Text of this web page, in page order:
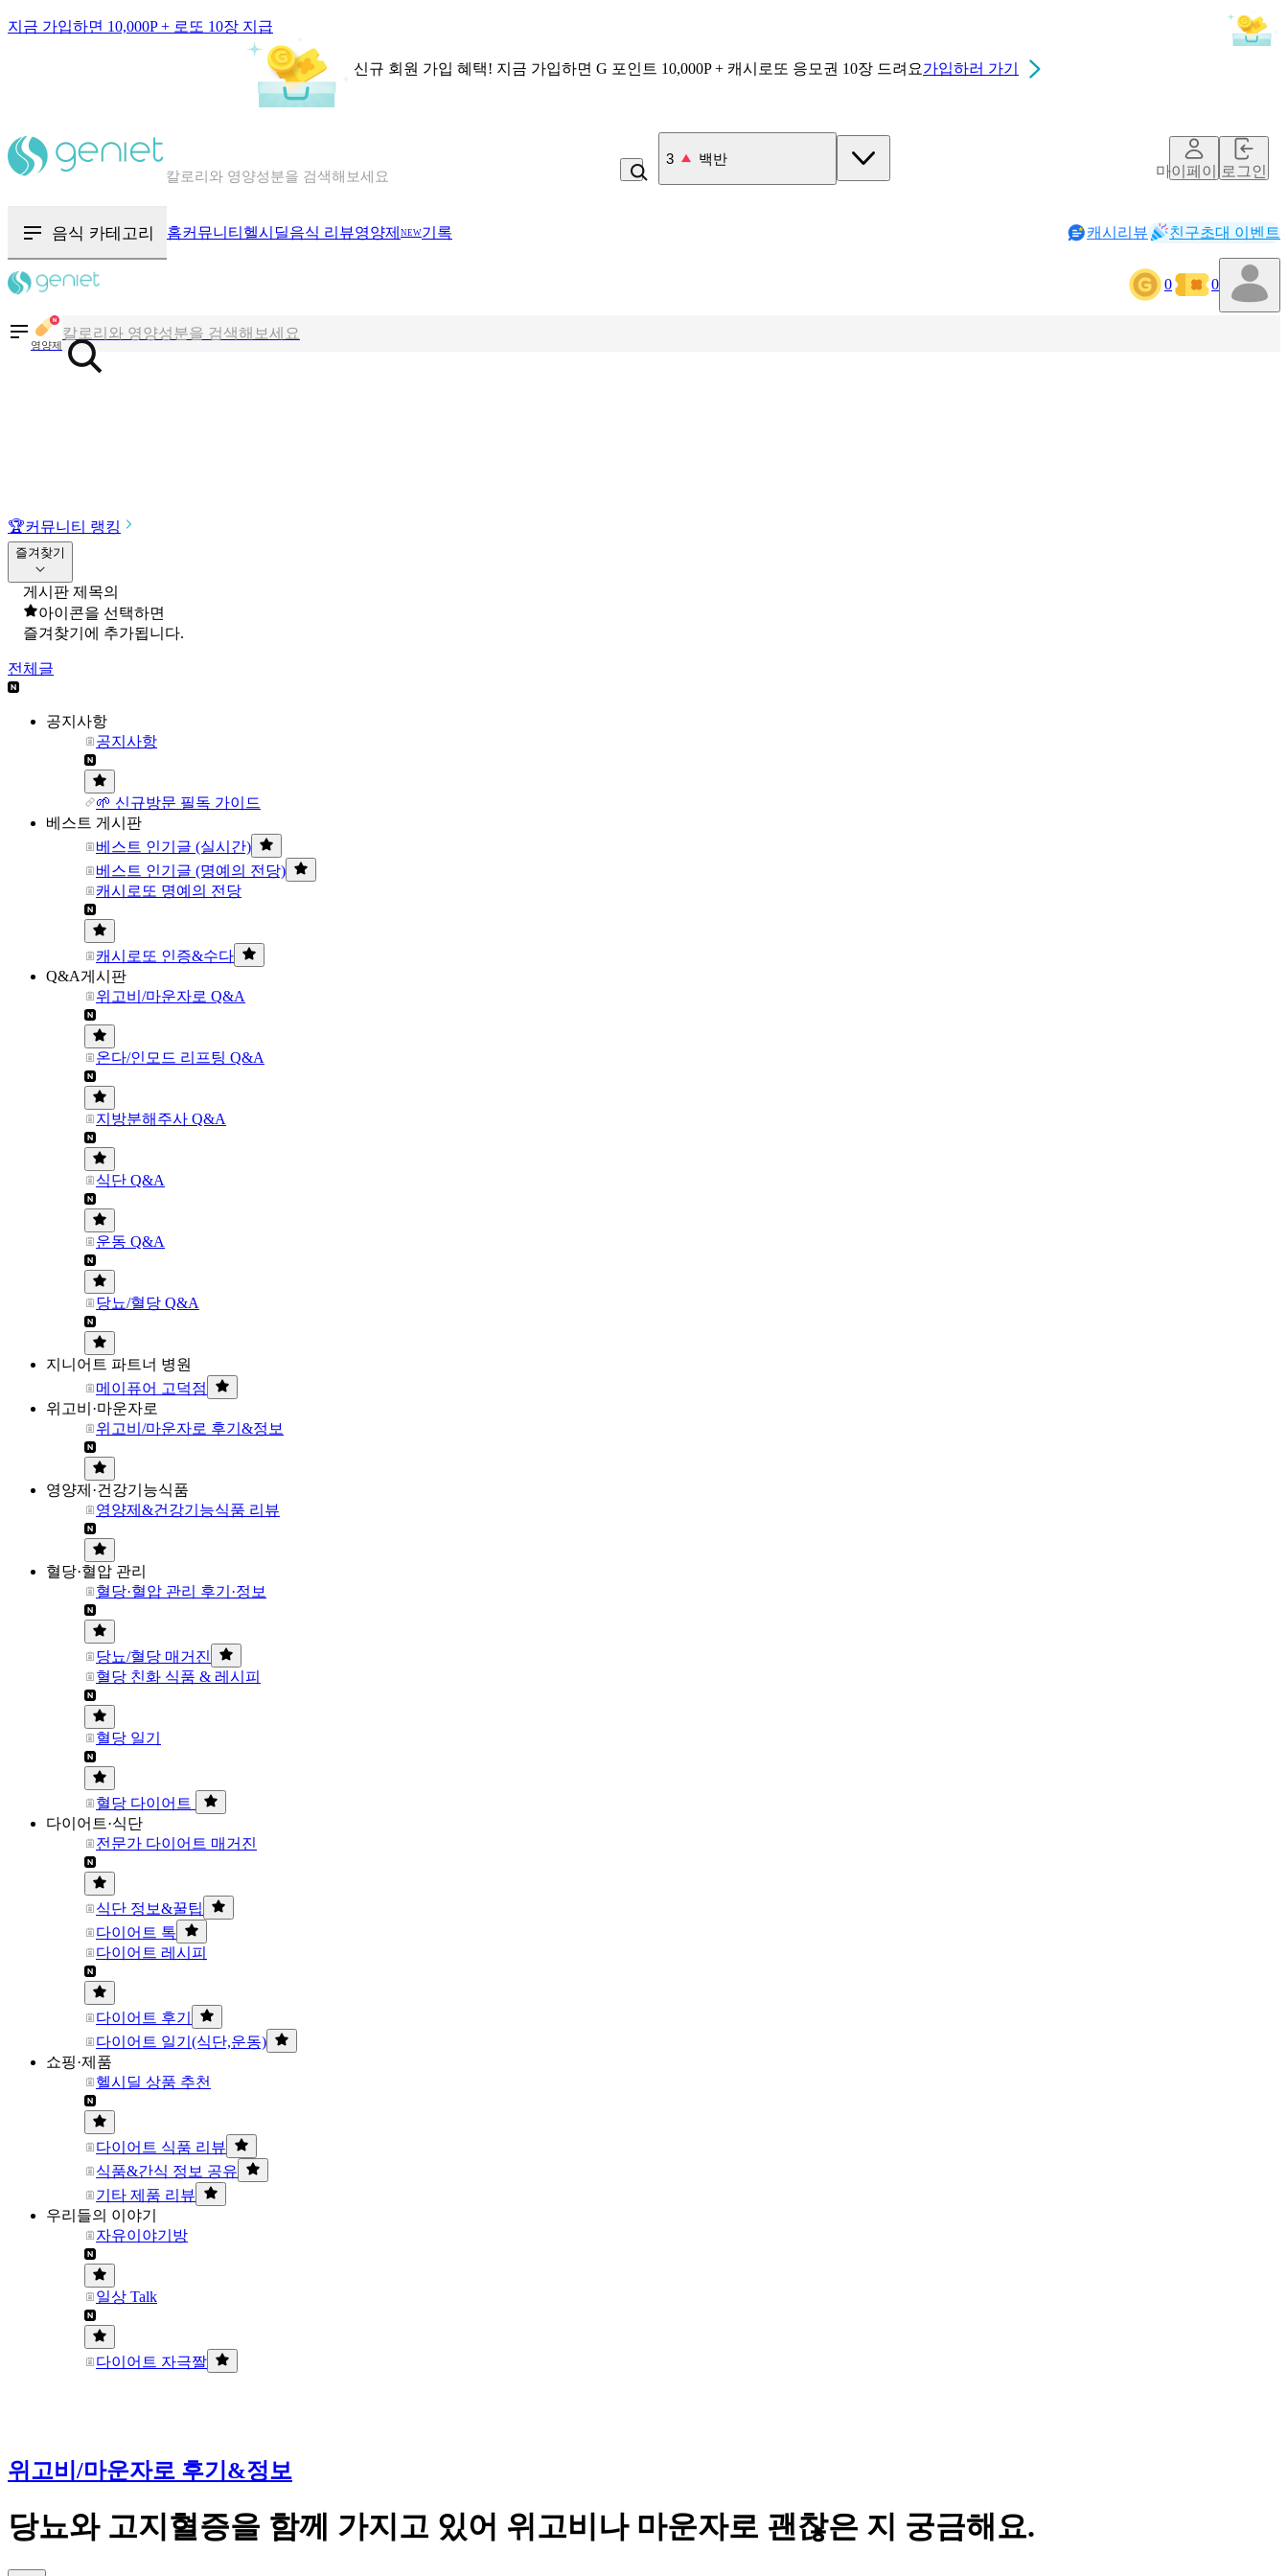
지금 가입하면 10,000P + 로또 10장 지급
신규 회원 가입 혜택! 지금 가입하면 G 포인트 10,000P + 캐시로또 응모권 10장 드려요가입하러 가기
칼로리와 영양성분을 검색해보세요
4 잡곡밥
마이페이지로그인
음식 카테고리 홈커뮤니티 헬시딜음식 리뷰영양제 NEW기록 캐시리뷰 친구초대 이벤트
0 0
영양제
칼로리와 영양성분을 검색해보세요
혈당 · 다이어트 음식 검색해보세요
🏆커뮤니티 랭킹
즐겨찾기
게시판 제목의
아이콘을 선택하면
즐겨찾기에 추가됩니다.
전체글
공지사항
공지사항
🌱 신규방문 필독 가이드
베스트 게시판
베스트 인기글 (실시간)
베스트 인기글 (명예의 전당)
캐시로또 명예의 전당
캐시로또 인증&수다
Q&A게시판
위고비/마운자로 Q&A
온다/인모드 리프팅 Q&A
지방분해주사 Q&A
식단 Q&A
운동 Q&A
당뇨/혈당 Q&A
지니어트 파트너 병원
메이퓨어 고덕점
위고비·마운자로
위고비/마운자로 후기&정보
영양제·건강기능식품
영양제&건강기능식품 리뷰
혈당·혈압 관리
혈당·혈압 관리 후기·정보
당뇨/혈당 매거진
혈당 친화 식품 & 레시피
혈당 일기
혈당 다이어트
다이어트·식단
전문가 다이어트 매거진
식단 정보&꿀팁
다이어트 톡
다이어트 레시피
다이어트 후기
다이어트 일기(식단,운동)
쇼핑·제품
헬시딜 상품 추천
다이어트 식품 리뷰
식품&간식 정보 공유
기타 제품 리뷰
우리들의 이야기
자유이야기방
일상 Talk
다이어트 자극짤
위고비/마운자로 후기&정보
당뇨와 고지혈증을 함께 가지고 있어 위고비나 마운자로 괜찮은 지 궁금해요.